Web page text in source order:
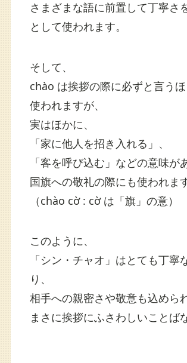
さまざまな語に前置して丁寧さ
として使われます。
そして、
chào は挨拶の際に必ずと言う
使われますが、
実はほかに、
「家に他人を招き入れる」、
「客を呼び込む」などの意味が
国旗への敬礼の際にも使われます
（chào cờ : cờ は「旗」の意）
このように、
「シン・チャオ」はとても丁寧
り、
相手への親密さや敬意も込められ
まさに挨拶にふさわしいことば